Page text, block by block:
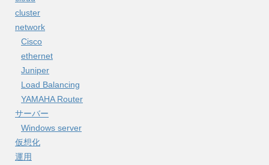
cluster
network
Cisco
ethernet
Juniper
Load Balancing
YAMAHA Router
サーバー
Windows server
仮想化
運用